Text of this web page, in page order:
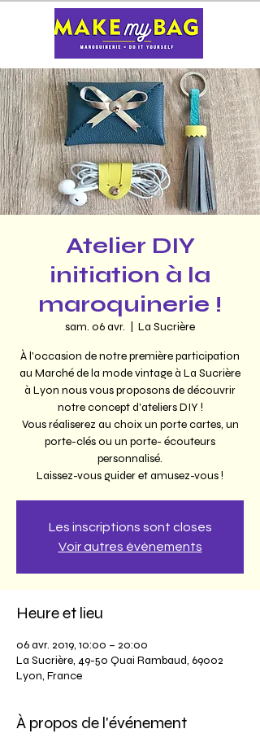
Atelier DIY
initiation à la
maroquinerie !
sam. 06 avr. La Sucrière
À l'occasion de notre première participation
au Marché de la mode vintage à La Sucrière
à Lyon nous vous proposons de découvrir
notre concept d'ateliers DIY !
Vous réaliserez au choix un porte cartes, un
porte-clés ou un porte- écouteurs
personnalisé.
Laissez-vous guider et amusez-vous !
Les inscriptions sont closes
Voir autres événements
Heure et lieu
06 avr. 2019, 10:00 – 20:00
La Sucrière, 49-50 Quai Rambaud, 69002
Lyon, France
À propos de l'événement